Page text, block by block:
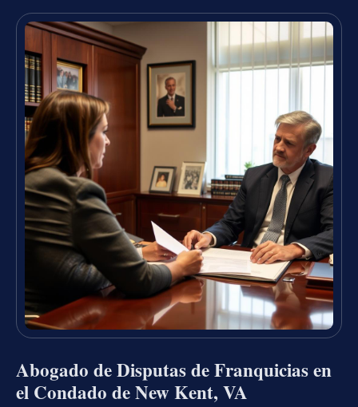
Abogado de Disputas de Franquicias en
el Condado de New Kent, VA